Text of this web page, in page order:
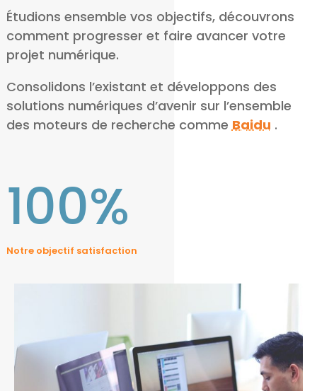
Étudions ensemble vos objectifs, découvrons
comment progresser et faire avancer votre
projet numérique.
Consolidons l’existant et développons des
solutions numériques d’avenir sur l’ensemble
des moteurs de recherche comme Baidu .
100%
Notre objectif satisfaction